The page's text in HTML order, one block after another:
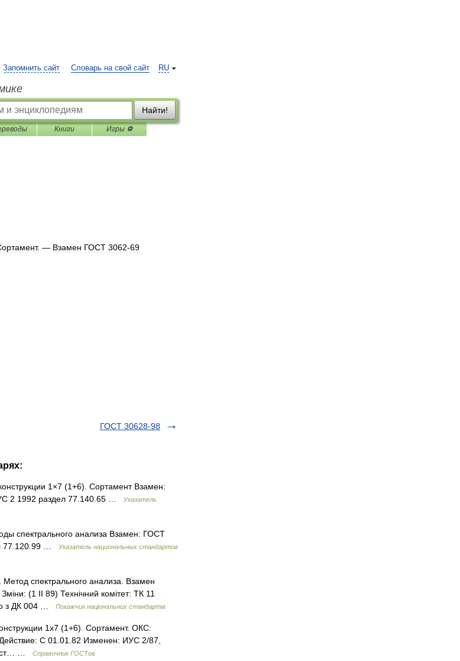
RU
Запомнить сайт Словарь на свой сайт
Найти!
Книги Игры ⚽
. — Взамен ГОСТ 3062-69
ГОСТ 30628-98
1×7 (1+6). Сортамент Взамен:
2 1992 раздел 77.140.65 …
Указатель
спектрального анализа Взамен: ГОСТ
77.120.99 …
Указатель национальных стандартов
спектрального анализа. Взамен
(1 II 89) Технічний комітет: ТК 11
з ДК 004 …
Покажчик національних стандартів
1х7 (1+6). Сортамент. ОКС:
С 01.01.82 Изменен: ИУС 2/87,
…
Справочник ГОСТов